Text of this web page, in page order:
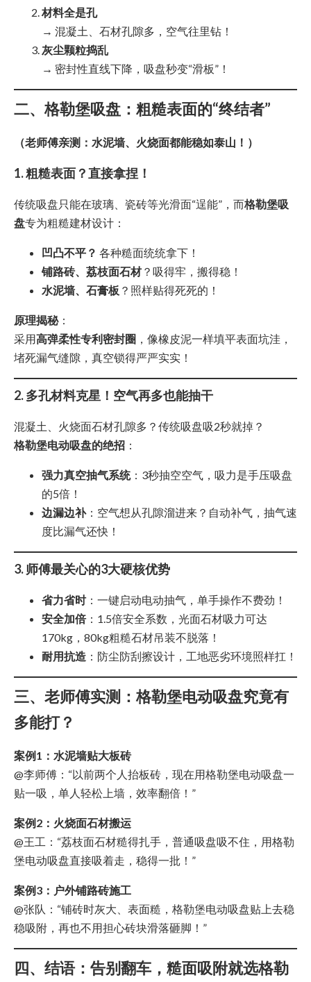
材料全是孔
→ 混凝土、石材孔隙多，空气往里钻！
灰尘颗粒捣乱
→ 密封性直线下降，吸盘秒变“滑板”！
二、格勒堡吸盘：粗糙表面的“终结者”
（老师傅亲测：水泥墙、火烧面都能稳如泰山！）
1. 粗糙表面？直接拿捏！
传统吸盘只能在玻璃、瓷砖等光滑面“逞能”，而格勒堡吸
盘专为粗糙建材设计：
凹凸不平？ 各种糙面统统拿下！
铺路砖、荔枝面石材？吸得牢，搬得稳！
水泥墙、石膏板 ？照样贴得死死的！
原理揭秘：
采用高弹柔性专利密封圈 ，像橡皮泥一样填平表面坑洼，
堵死漏气缝隙，真空锁得严严实实！
2. 多孔材料克星！空气再多也能抽干
混凝土、火烧面石材孔隙多？传统吸盘吸2秒就掉？
格勒堡电动吸盘的绝招 ：
强力真空抽气系统：3秒抽空空气，吸力是手压吸盘
的5倍！
边漏边补：空气想从孔隙溜进来？自动补气，抽气速
度比漏气还快！
3. 师傅最关心的3大硬核优势
省力省时：一键启动电动抽气，单手操作不费劲！
安全加倍：1.5倍安全系数，光面石材吸力可达
170kg，80kg粗糙石材吊装不脱落！
耐用抗造 ：防尘防刮擦设计，工地恶劣环境照样扛！
三、老师傅实测：格勒堡电动吸盘究竟有
多能打？
案例1：水泥墙贴大板砖
@李师傅：“以前两个人抬板砖，现在用格勒堡电动吸盘一
贴一吸，单人轻松上墙，效率翻倍！”
案例2：火烧面石材搬运
@王工：“荔枝面石材糙得扎手，普通吸盘吸不住，用格勒
堡电动吸盘直接吸着走，稳得一批！”
案例3：户外铺路砖施工
@张队：“铺砖时灰大、表面糙，格勒堡电动吸盘贴上去稳
稳吸附，再也不用担心砖块滑落砸脚！”
四、结语：告别翻车，糙面吸附就选格勒